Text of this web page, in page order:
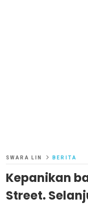
SWARA LIN BERITA
Kepanikan
Street.